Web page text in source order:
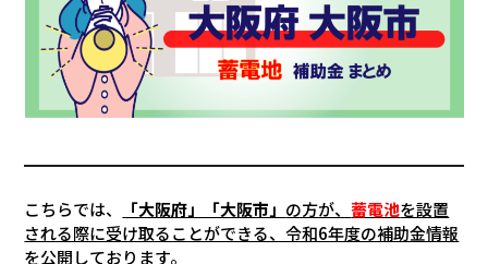
こちらでは、 「大阪府」「大阪市」 の方が、蓄電池を設置
される際に受け取ることができる、令和6年度の補助金情報
を公開しております。